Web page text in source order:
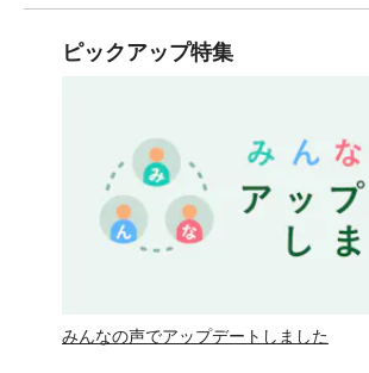
ピックアップ特集
みんなの声でアップデートしました